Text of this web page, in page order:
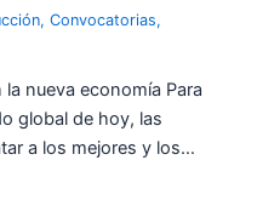
,Convocatorias,
nueva economía Para
global de hoy, las
a los mejores y los…